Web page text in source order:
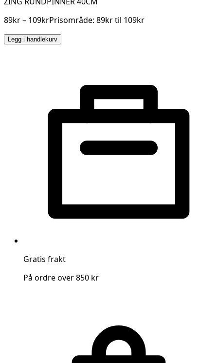
89kr – 109krPrisområde: 89kr til 109kr
Legg i handlekurv
Gratis frakt
På ordre over 850 kr